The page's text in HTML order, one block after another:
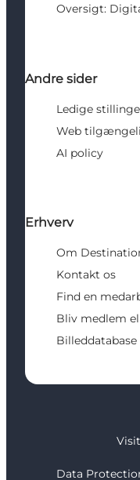
Oversigt:
Andre sider
Ledige
Web
AI policy
Erhverv
Om
Kontakt os
Find en
Bliv medlem
Billeddatabase
Data